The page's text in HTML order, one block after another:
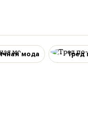
мода Тред